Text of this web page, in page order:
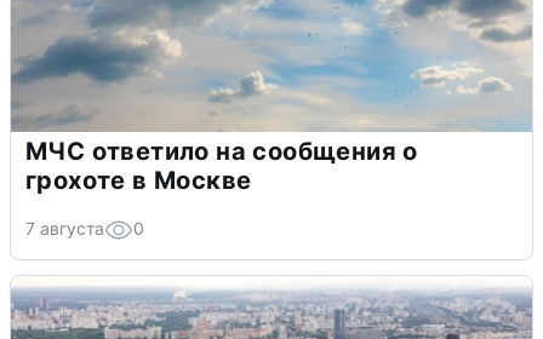
МЧС ответило на сообщения о
грохоте в Москве
7 августа 0